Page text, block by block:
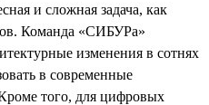
и сложная задача, как
Команда «СИБУРа»
изменения в сотнях
в современные
того, для цифровых